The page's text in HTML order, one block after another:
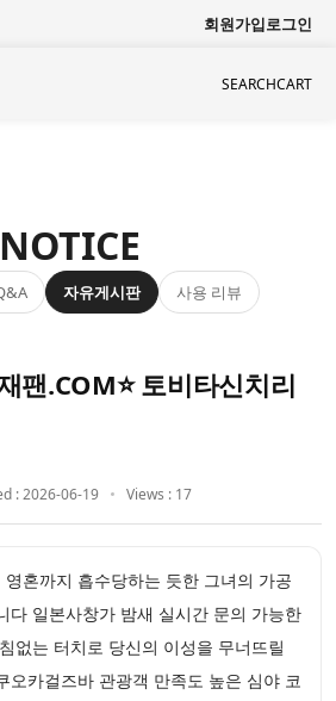
회원가입로그인
SEARCHCART
NOTICE
자유게시판 사용 리뷰
팬.COM⭐ 토비타신치리
: 2026-06-19 Views : 17
혼까지 흡수당하는 듯한 그녀의 가공
다 일본사창가 밤새 실시간 문의 가능한
없는 터치로 당신의 이성을 무너뜨릴
오카걸즈바 관광객 만족도 높은 심야 코